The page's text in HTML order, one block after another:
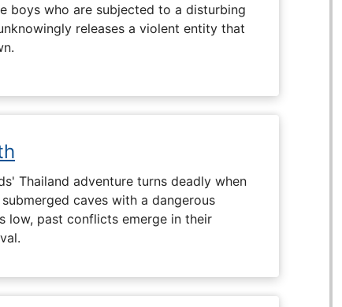
boys who are subjected to a disturbing
releases a violent entity that
Thailand adventure turns deadly when
caves with a dangerous
low, past conflicts emerge in their